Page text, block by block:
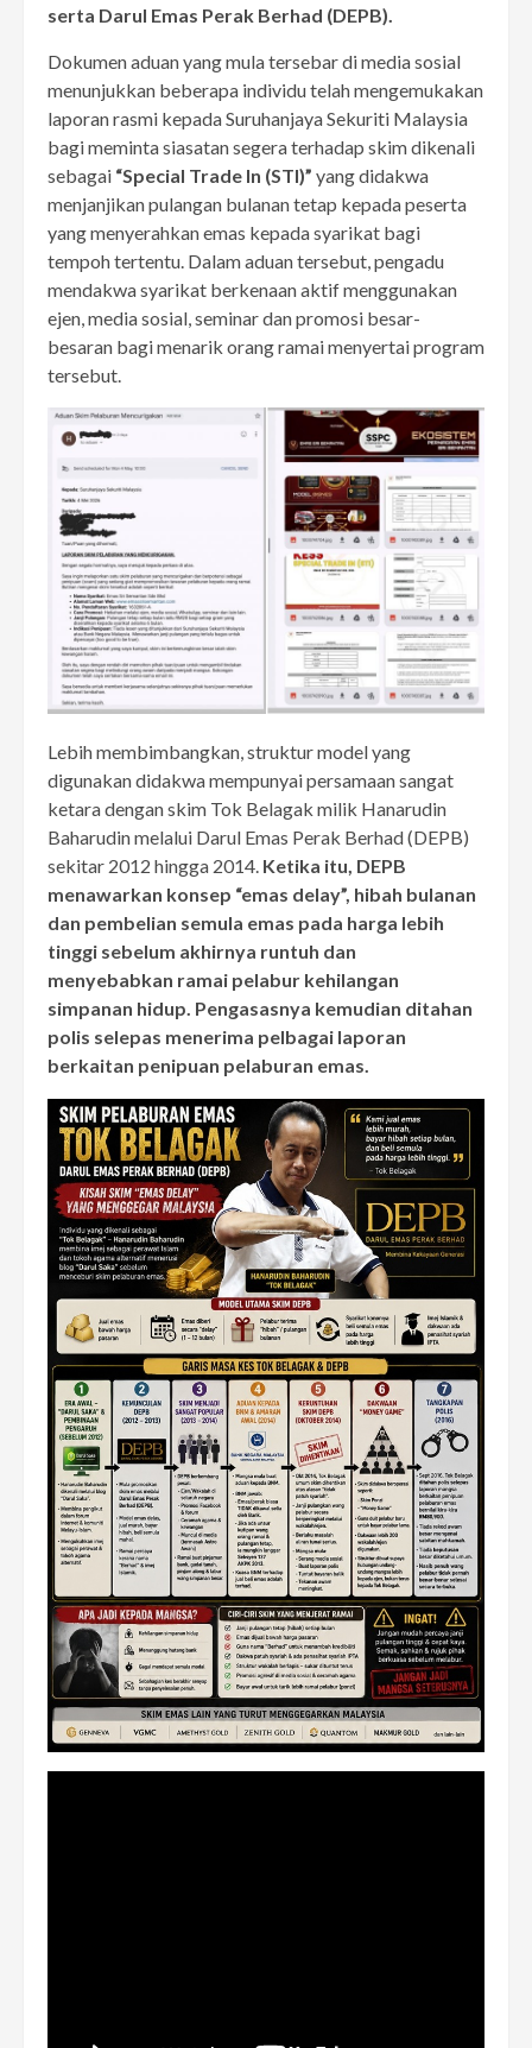
serta Darul Emas Perak Berhad (DEPB).
Dokumen aduan yang mula tersebar di media sosial
menunjukkan beberapa individu telah mengemukakan
laporan rasmi kepada Suruhanjaya Sekuriti Malaysia
bagi meminta siasatan segera terhadap skim dikenali
sebagai “Special Trade In (STI)” yang didakwa
menjanjikan pulangan bulanan tetap kepada peserta
yang menyerahkan emas kepada syarikat bagi
tempoh tertentu. Dalam aduan tersebut, pengadu
mendakwa syarikat berkenaan aktif menggunakan
ejen, media sosial, seminar dan promosi besar-
besaran bagi menarik orang ramai menyertai program
tersebut.
Lebih membimbangkan, struktur model yang
digunakan didakwa mempunyai persamaan sangat
ketara dengan skim Tok Belagak milik Hanarudin
Baharudin melalui Darul Emas Perak Berhad (DEPB)
sekitar 2012 hingga 2014. Ketika itu, DEPB
menawarkan konsep “emas delay”, hibah bulanan
dan pembelian semula emas pada harga lebih
tinggi sebelum akhirnya runtuh dan
menyebabkan ramai pelabur kehilangan
simpanan hidup. Pengasasnya kemudian ditahan
polis selepas menerima pelbagai laporan
berkaitan penipuan pelaburan emas.